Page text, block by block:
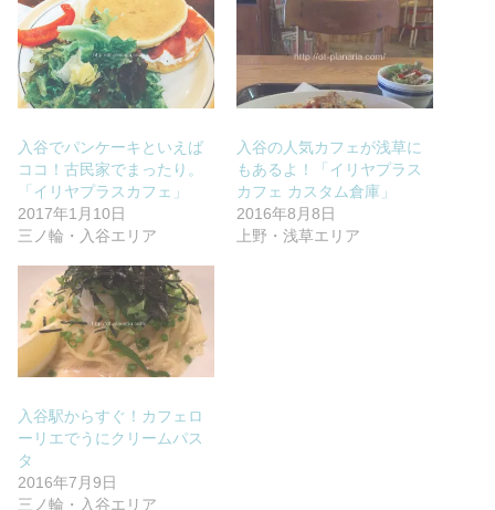
入谷でパンケーキといえば
ココ！古民家でまったり。
「イリヤプラスカフェ」
2017年1月10日
三ノ輪・入谷エリア
入谷の人気カフェが浅草に
もあるよ！「イリヤプラス
カフェ カスタム倉庫」
2016年8月8日
上野・浅草エリア
入谷駅からすぐ！カフェロ
ーリエでうにクリームパス
タ
2016年7月9日
三ノ輪・入谷エリア